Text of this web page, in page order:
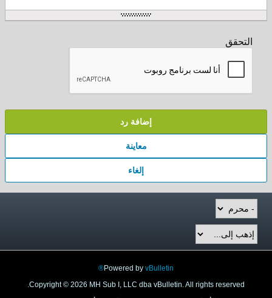
التحقق
إضافة رد
معاينة
إلغاء
Powered by vBulletin®
Copyright © 2026 MH Sub I, LLC dba vBulletin. All rights reserved.